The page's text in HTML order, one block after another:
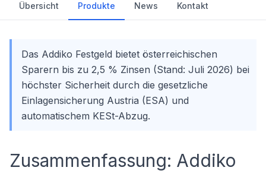
Übersicht Produkte News Kontakt
Das Addiko Festgeld bietet österreichischen
Sparern bis zu 2,5 % Zinsen (Stand: Juli 2026) bei
höchster Sicherheit durch die gesetzliche
Einlagensicherung Austria (ESA) und
automatischem KESt-Abzug.
Zusammenfassung: Addiko